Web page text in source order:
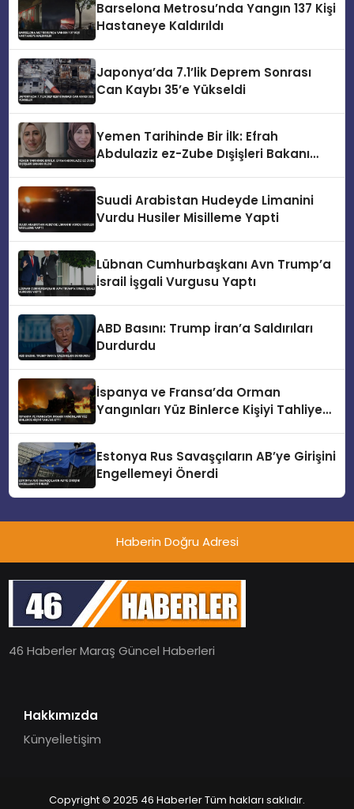
Barselona Metrosu’nda Yangın 137 Kişi
Hastaneye Kaldırıldı
Japonya’da 7.1’lik Deprem Sonrası
Can Kaybı 35’e Yükseldi
Yemen Tarihinde Bir İlk: Efrah
Abdulaziz ez-Zube Dışişleri Bakanı
Suudi Arabistan Hudeyde Limanini
Vurdu Husiler Misilleme Yapti
Lübnan Cumhurbaşkanı Avn Trump’a
İsrail İşgali Vurgusu Yaptı
ABD Basını: Trump İran’a Saldırıları
Durdurdu
İspanya ve Fransa’da Orman
Yangınları Yüz Binlerce Kişiyi Tahliye
Estonya Rus Savaşçıların AB’ye Girişini
Engellemeyi Önerdi
Haberin Doğru Adresi
46 Haberler Maraş Güncel Haberleri
Hakkımızda
Künyeİletişim
Copyright © 2025 46 Haberler Tüm hakları saklıdır.